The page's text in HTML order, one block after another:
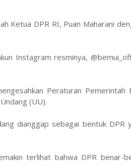
Ketua DPR RI, Puan Maharani
Instagram resminya,
Peraturan Pemerintah
(UU).
dianggap sebagai bentuk DPR
terlihat bahwa DPR benar-